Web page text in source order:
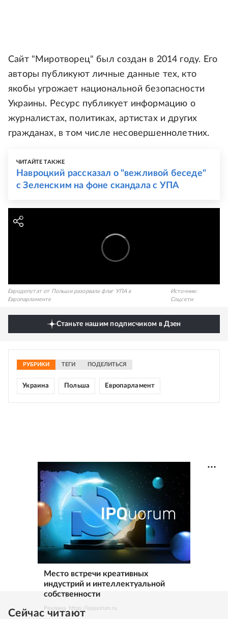
Сайт "Миротворец" был создан в 2014 году. Его
авторы публикуют личные данные тех, кто
якобы угрожает национальной безопасности
Украины. Ресурс публикует информацию о
журналистах, политиках, артистах и других
гражданах, в том числе несовершеннолетних.
ЧИТАЙТЕ ТАКЖЕ
Навроцкий рассказал о "вежливой беседе"
с Зеленским на фоне скандала с УПА
Евродепутат от Польши разорвала флаг УПА в
Европарламенте
Источник:
Соцсети
Станьте нашим подписчиком в Дзен
РУБРИКИ ТЕГИ ПОДЕЛИТЬСЯ
Украина Польша Европарламент
Место встречи креативных
индустрий и интеллектуальной
собственности
Реклама. https://ipquorum.ru
Сейчас читают